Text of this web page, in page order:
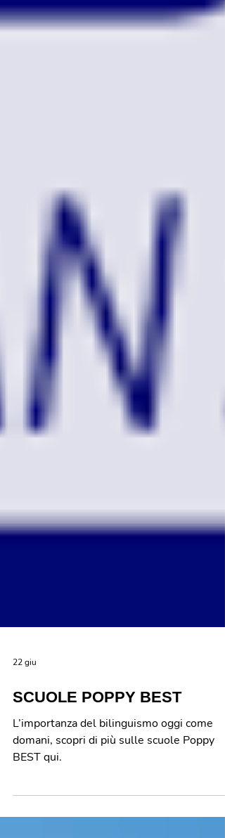
22 giu
SCUOLE POPPY BEST
domani, scopri di più sulle scuole Poppy
BEST qui.